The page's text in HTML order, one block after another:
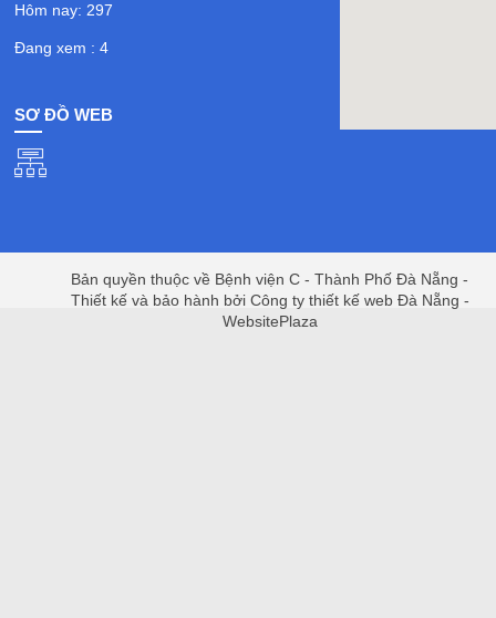
Hôm nay: 297
Đang xem : 4
SƠ ĐỒ WEB
Bản quyền thuộc về Bệnh viện C - Thành Phố Đà Nẵng -
Thiết kế và bảo hành bởi Công ty thiết kế web Đà Nẵng -
WebsitePlaza